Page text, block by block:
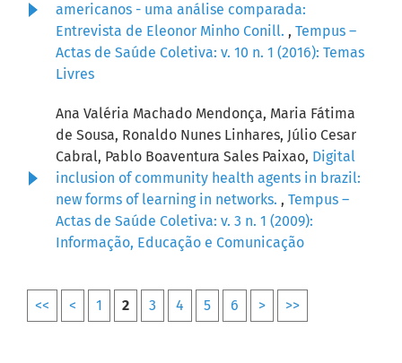
americanos - uma análise comparada:
Entrevista de Eleonor Minho Conill. , Tempus –
Actas de Saúde Coletiva: v. 10 n. 1 (2016): Temas
Livres
Ana Valéria Machado Mendonça, Maria Fátima
de Sousa, Ronaldo Nunes Linhares, Júlio Cesar
Cabral, Pablo Boaventura Sales Paixao, Digital
inclusion of community health agents in brazil:
new forms of learning in networks. , Tempus –
Actas de Saúde Coletiva: v. 3 n. 1 (2009):
Informação, Educação e Comunicação
<< < 1 2 3 4 5 6 > >>